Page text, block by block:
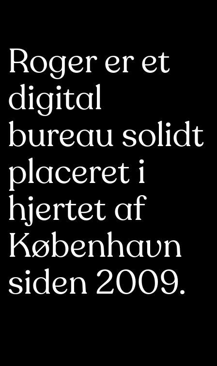
Rogerer et
digital
bureau solidt
placeret i
hjertet af
København
siden 2009.